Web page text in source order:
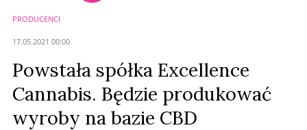
PRODUCENCI
17.05.2021 00:00
Powstała spółka Excellence
Cannabis. Będzie produkować
wyroby na bazie CBD